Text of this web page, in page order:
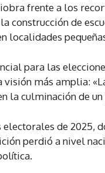
frente a los
construcción de
localidades
para las
más amplia:
la culminación de
de 2025,
perdió a nivel